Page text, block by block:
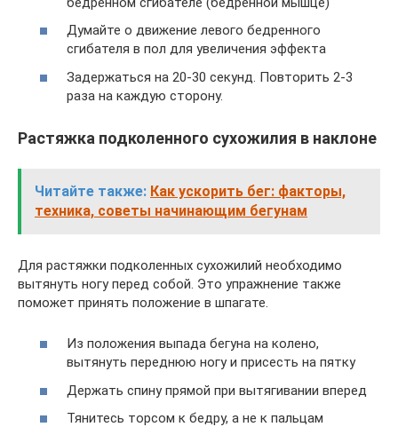
Думайте о движение левого бедренного
сгибателя в пол для увеличения эффекта
Задержаться на 20-30 секунд. Повторить 2-3
раза на каждую сторону.
Растяжка подколенного сухожилия в наклоне
Читайте также: Как ускорить бег: факторы,
техника, советы начинающим бегунам
Для растяжки подколенных сухожилий необходимо
вытянуть ногу перед собой. Это упражнение также
поможет принять положение в шпагате.
Из положения выпада бегуна на колено,
вытянуть переднюю ногу и присесть на пятку
Держать спину прямой при вытягивании вперед
Тянитесь торсом к бедру, а не к пальцам